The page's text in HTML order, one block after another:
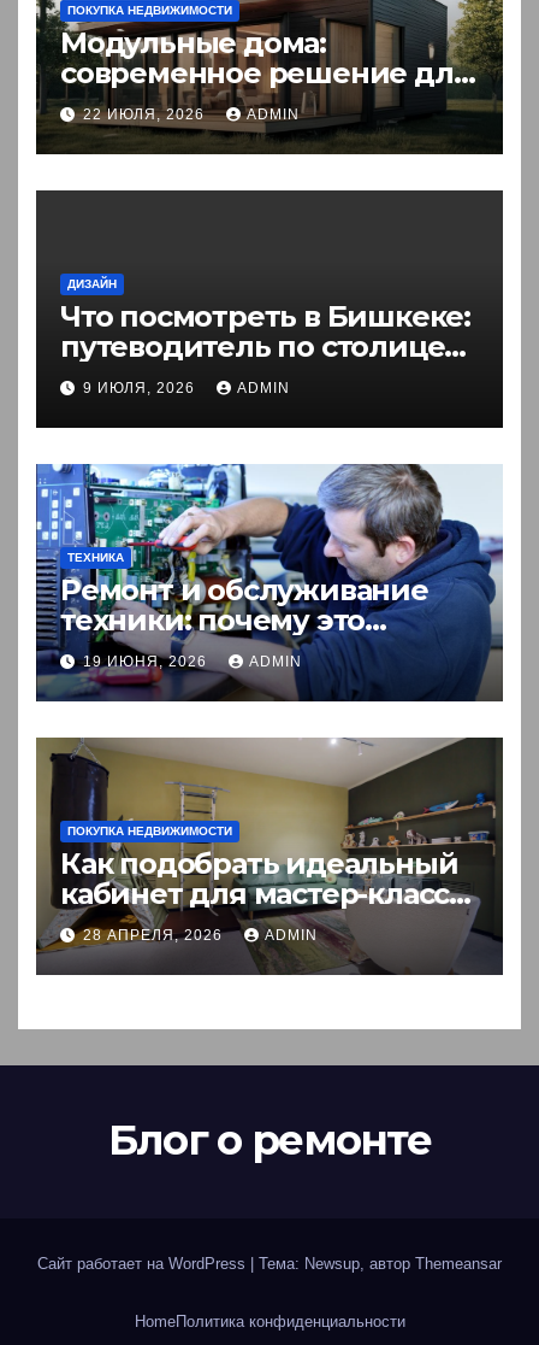
ПОКУПКА НЕДВИЖИМОСТИ
Модульные дома:
современное решение для
комфортного житья
22 ИЮЛЯ, 2026 ADMIN
ДИЗАЙН
Что посмотреть в Бишкеке:
путеводитель по столице
Кыргызстана
9 ИЮЛЯ, 2026 ADMIN
ТЕХНИКА
Ремонт и обслуживание
техники: почему это
выгоднее покупки новой?
19 ИЮНЯ, 2026 ADMIN
ПОКУПКА НЕДВИЖИМОСТИ
Как подобрать идеальный
кабинет для мастер-класса:
пошаговый гид
28 АПРЕЛЯ, 2026 ADMIN
Блог о ремонте
Сайт работает на WordPress | Тема: Newsup, автор Themeansar
HomeПолитика конфиденциальности